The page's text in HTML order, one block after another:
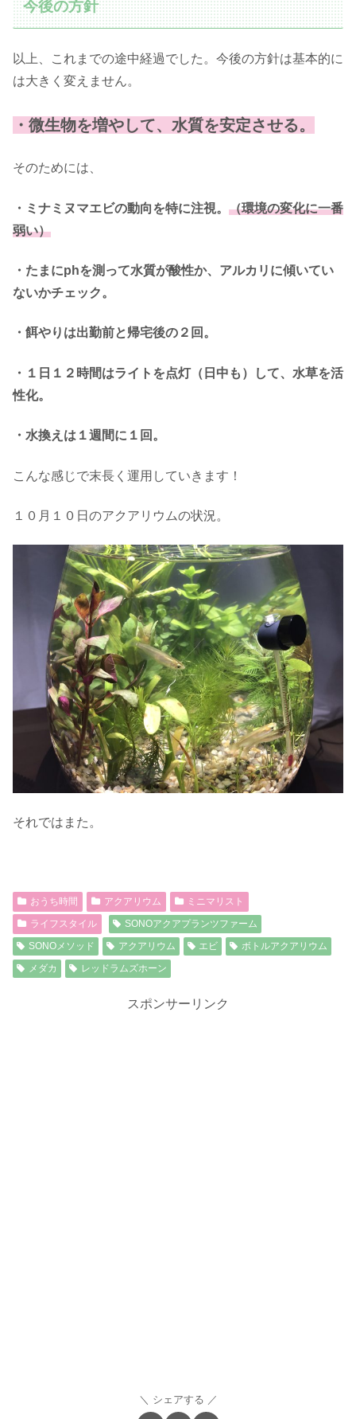
今後の方針
以上、これまでの途中経過でした。今後の方針は基本的に
は大きく変えません。
・微生物を増やして、水質を安定させる。
そのためには、
・ミナミヌマエビの動向を特に注視。 （環境の変化に一番
弱い）
・たまにphを測って水質が酸性か、アルカリに傾いてい
ないかチェック。
・餌やりは出勤前と帰宅後の２回。
・１日１２時間はライトを点灯（日中も）して、水草を活
性化。
・水換えは１週間に１回。
こんな感じで末長く運用していきます！
１０月１０日のアクアリウムの状況。
それではまた。
おうち時間 アクアリウム
ミニマリスト
ライフスタイル
SONOアクアプランツファーム
SONOメソッド
アクアリウム エビ
ボトルアクアリウム
メダカ
レッドラムズホーン
スポンサーリンク
シェアする